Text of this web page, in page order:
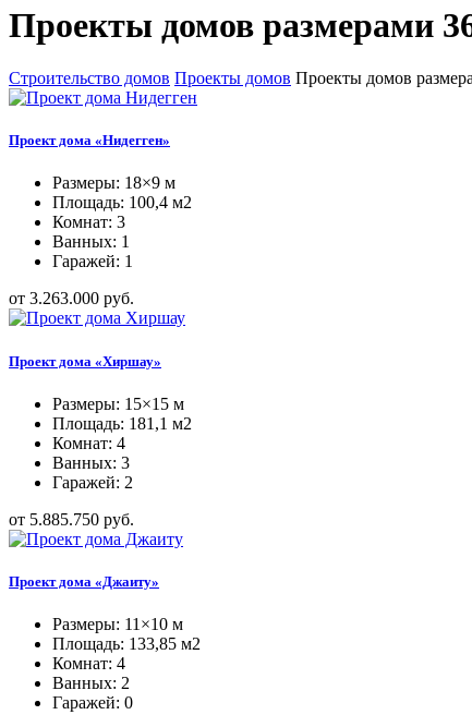
Проекты домов размерами
Строительство домов Проекты домов Проекты домов
Проект дома «Нидегген»
Размеры: 18×9 м
Площадь: 100,4 м2
Комнат: 3
Ванных: 1
Гаражей: 1
от 3.263.000 руб.
Проект дома «Хиршау»
Размеры: 15×15 м
Площадь: 181,1 м2
Комнат: 4
Ванных: 3
Гаражей: 2
от 5.885.750 руб.
Проект дома «Джаиту»
Размеры: 11×10 м
Площадь: 133,85 м2
Комнат: 4
Ванных: 2
Гаражей: 0